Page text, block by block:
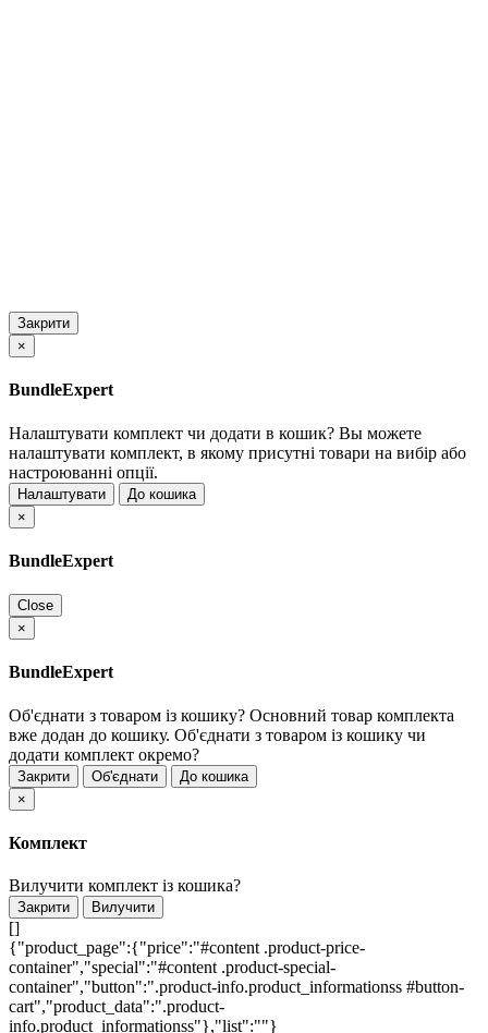
Закрити
×
BundleExpert
Налаштувати комплект чи додати в кошик? Вы можете
налаштувати комплект, в якому присутні товари на вибір або
настроюванні опції.
Налаштувати
До кошика
×
BundleExpert
Close
×
BundleExpert
Об'єднати з товаром із кошику? Основний товар комплекта
вже додан до кошику. Об'єднати з товаром із кошику чи
додати комплект окремо?
Закрити Об'єднати
До кошика
×
Комплект
Вилучити комплект із кошика?
Закрити Вилучити
[]
{"product_page":{"price":"#content .product-price-
container","special":"#content .product-special-
container","button":".product-info.product_informationss #button-
cart","product_data":".product-
info.product_informationss"},"list":""}